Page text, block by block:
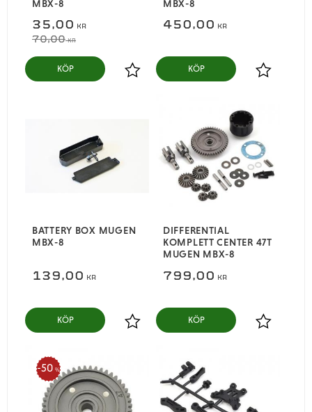
MBX-8
35,00 KR
70,00KR
Lägg till i favoriter
KÖP
MBX-8
450,00 KR
Lägg till i
KÖP
BATTERY BOX MUGEN
MBX-8
139,00 KR
Lägg till i favoriter
KÖP
DIFFERENTIAL
KOMPLETT CENTER 47T
MUGEN MBX-8
799,00 KR
Lägg till i
KÖP
50 %